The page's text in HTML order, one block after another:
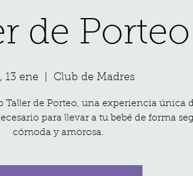
de Porteo
13 ene Club de Madres
Taller de Porteo, una experiencia única
para llevar a tu bebé de forma
cómoda y amorosa.